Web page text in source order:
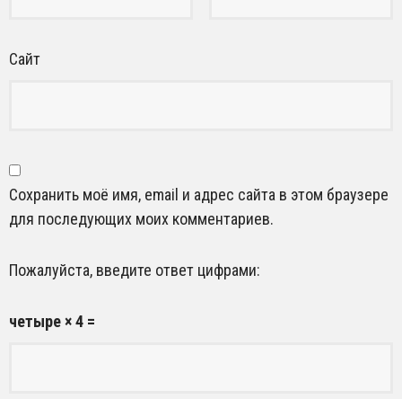
Сайт
Сохранить моё имя, email и адрес сайта в этом браузере
для последующих моих комментариев.
Пожалуйста, введите ответ цифрами:
четыре × 4 =